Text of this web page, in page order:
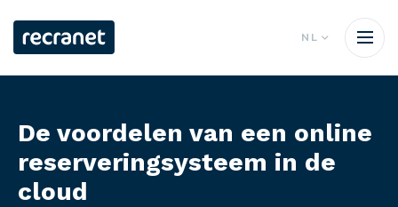
NL
De voordelen van een online
reserveringsysteem in de
cloud